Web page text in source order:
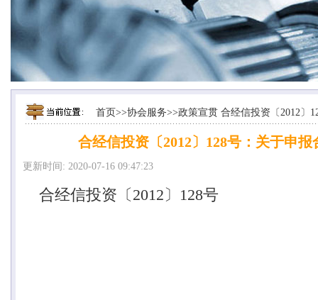
首页>>协会服务>>政策宣贯 合经信投资〔2012〕
合经信投资〔2012〕128号：关于申报
更新时间: 2020-07-16 09:47:23
合经信投资〔2012〕 128号